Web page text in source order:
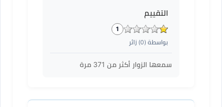
التقييم
1
بواسطة (0) زائر
سمعها الزوار أكثر من 371 مرة